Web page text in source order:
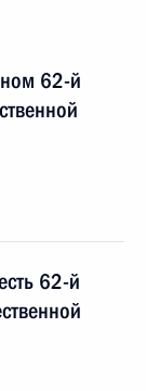
62-й
62-й